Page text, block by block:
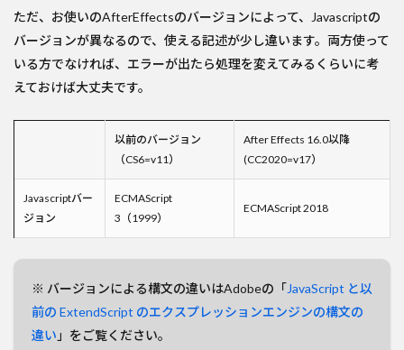
ただ、お使いのAfterEffectsのバージョンによって、Javascriptの
バージョンが異なるので、使える記述が少し違います。両方使って
いる方でなければ、エラーが出たら処理を変えてみるくらいに考
えておけば大丈夫です。
以前のバージョン
（CS6=v11）
After Effects 16.0以降
(CC2020=v17）
Javascriptバー
ジョン
ECMAScript
3（1999）
ECMAScript 2018
※ バージョンによる構文の違いはAdobeの「JavaScript と以
前の ExtendScript のエクスプレッションエンジンの構文の
違い 」をご覧ください。